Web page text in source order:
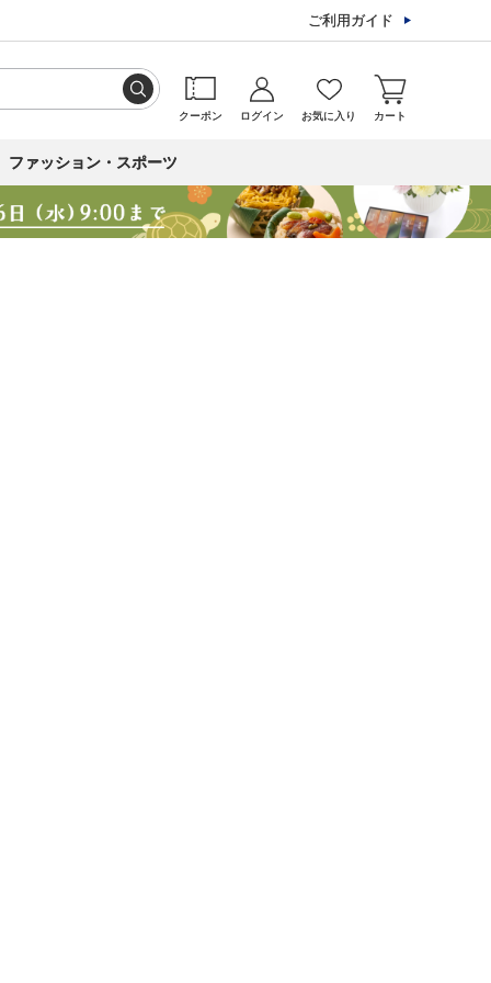
ご利用ガイド
クーポン ログイン お気に入り カート
ファッション・スポーツ